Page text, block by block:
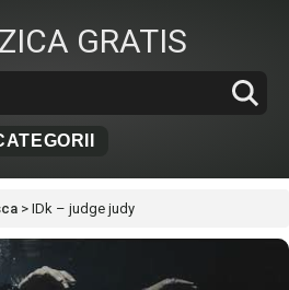
GRATIS
> IDk – judge judy